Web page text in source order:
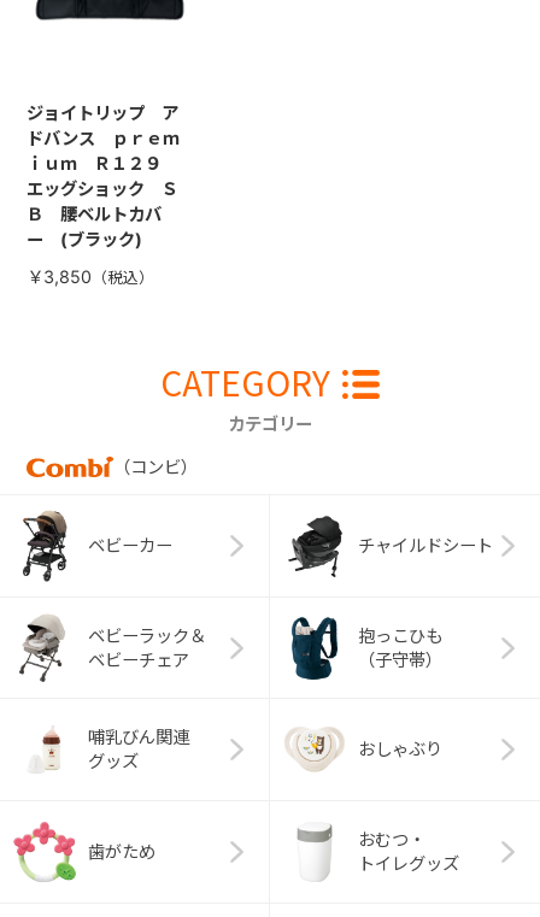
ジョイトリップ ア
ドバンス ｐｒｅｍ
ｉｕｍ Ｒ１２９
エッグショック Ｓ
Ｂ 腰ベルトカバ
ー (ブラック)
￥3,850
CATEGORY
カテゴリー
（コンビ）
ベビーカー チャイルドシート
ベビーラック＆
ベビーチェア
抱っこひも
（子守帯）
哺乳びん関連
グッズ
おしゃぶり
歯がため
おむつ・
トイレグッズ